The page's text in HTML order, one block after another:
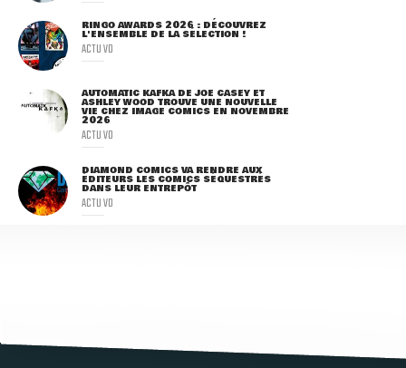
RINGO AWARDS 2026 : DÉCOUVREZ
L'ENSEMBLE DE LA SÉLECTION !
ACTU VO
AUTOMATIC KAFKA DE JOE CASEY ET
ASHLEY WOOD TROUVE UNE NOUVELLE
VIE CHEZ IMAGE COMICS EN NOVEMBRE
2026
ACTU VO
DIAMOND COMICS VA RENDRE AUX
ÉDITEURS LES COMICS SÉQUESTRÉS
DANS LEUR ENTREPÔT
ACTU VO